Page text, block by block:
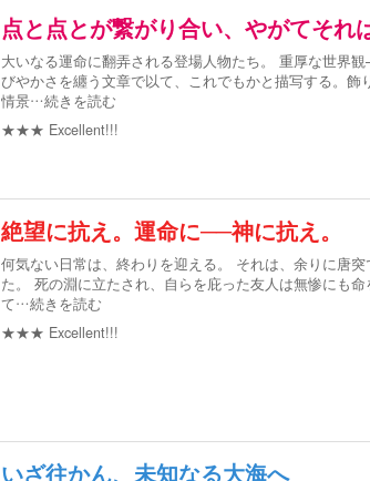
点と点とが繋がり合い、やがてそれ
大いなる運命に翻弄される登場人物たち。 重厚な世界
びやかさを纏う文章で以て、これでもかと描写する。飾
情景…続きを読む
★★★ Excellent!!!
絶望に抗え。運命に──神に抗え。
何気ない日常は、終わりを迎える。 それは、余りに唐
た。 死の淵に立たされ、自らを庇った友人は無惨にも
て…続きを読む
★★★ Excellent!!!
いざ往かん、未知なる大海へ